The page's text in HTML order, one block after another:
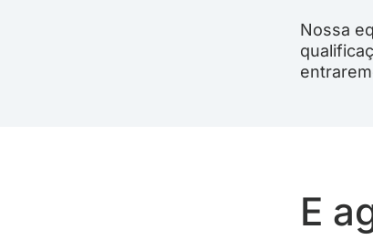
Nossa
E